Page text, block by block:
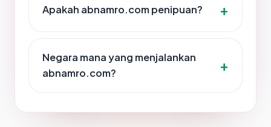
Apakah abnamro.com penipuan?
Negara mana yang menjalankan
abnamro.com?